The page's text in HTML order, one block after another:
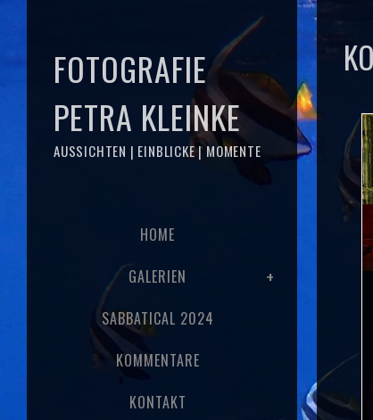
FOTOGRAFIE
PETRA KLEINKE
AUSSICHTEN | EINBLICKE | MOMENTE
HOME
GALERIEN
SABBATICAL 2024
KOMMENTARE
KONTAKT